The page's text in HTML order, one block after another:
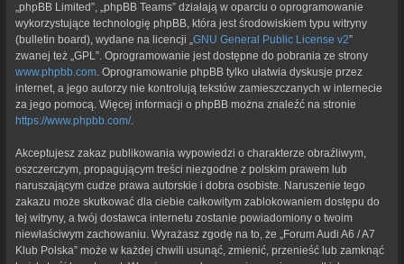
„phpBB Limited”, „phpBB Teams” działają w oparciu o oprogramowanie
wykorzystujące technologię phpBB, która jest środowiskiem typu witryny
(bulletin board), wydane na licencji „GNU General Public License v2”
zwanej też „GPL”. Oprogramowanie jest dostępne do pobrania ze strony
www.phpbb.com. Oprogramowanie phpBB tylko ułatwia dyskusje przez
internet, a jego autorzy nie kontrolują tekstów zamieszczanych w internecie
za jego pomocą. Więcej informacji o phpBB można znaleźć na stronie
https://www.phpbb.com/.
Akceptujesz zakaz publikowania wypowiedzi o charakterze obraźliwym,
oszczerczym, propagującym treści niezgodne z polskim prawem lub
naruszającym cudze prawa autorskie i dobra osobiste. Naruszenie tego
zakazu może skutkować dla ciebie całkowitym zablokowaniem dostępu do
tej witryny, a twój dostawca internetu zostanie powiadomiony o twoim
niewłaściwym zachowaniu. Wyrażasz zgodę na to, że „Forum Audi A6 / A7
Klub Polska” może w każdej chwili usunąć, zmienić, przenieść lub zamknąć